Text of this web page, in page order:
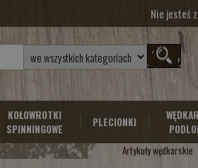
Nie jesteś
KOŁOWROTKI
SPINNINGOWE
PLECIONKI
Artykuły wędkarskie